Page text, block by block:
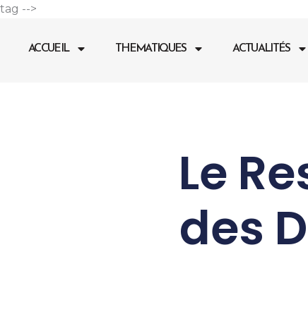
tag -->
contenu
ACCUEIL THEMATIQUES ACTUALITÉS
Le
des